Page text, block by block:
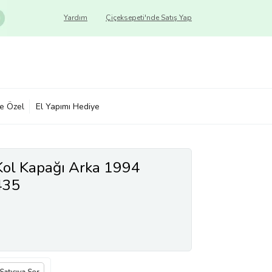
Çiçeksepeti'nde Satış Yap
Yardım
Özel El Yapımı Hediye
Kapağı Arka 1994